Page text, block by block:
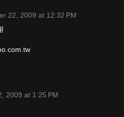
22, 2009 at 12:32 PM
2009 at 1:25 PM